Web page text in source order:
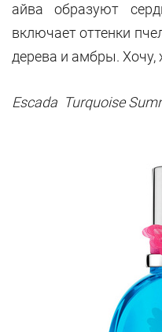
айва образуют
включает оттенки
дерева и амбры. Хочу,
Escada Turquoise